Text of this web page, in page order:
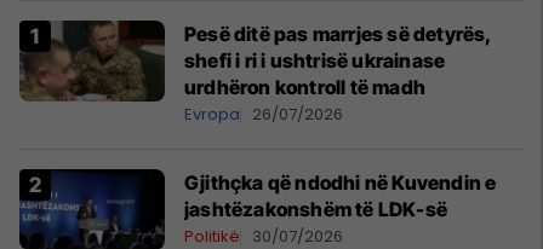
Pesë ditë pas marrjes së detyrës,
shefi i ri i ushtrisë ukrainase
urdhëron kontroll të madh
Evropa 26/07/2026
Gjithçka që ndodhi në Kuvendin e
jashtëzakonshëm të LDK-së
Politikë 30/07/2026